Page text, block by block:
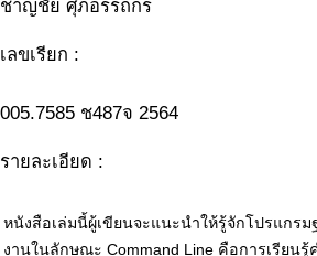
ชาญชัย ศุภอรรถกร
เลขเรียก :
005.7585 ช487จ 2564
รายละเอียด :
หนังสือเล่มนี้ผู้เขียนจะแนะนำให้รู้จักโปรแกรม
งานในลักษณะ Command Line คือการเรียน